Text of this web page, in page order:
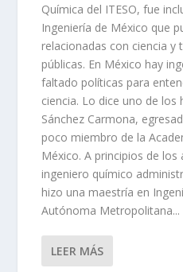
Química del ITESO, fue
Ingeniería de México que
relacionadas con ciencia y
públicas. En México hay
faltado políticas para
ciencia. Lo dice uno de
Sánchez Carmona,
poco miembro de la
México. A principios de
ingeniero químico
hizo una maestría en
Autónoma Metropolitana...
LEER MÁS